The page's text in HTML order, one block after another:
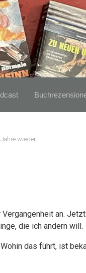
wieder
an.
die ich ändern will.
das führt, ist